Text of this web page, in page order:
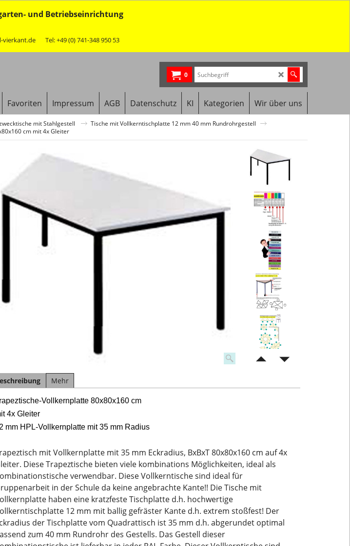
und Betriebseinrichtung
vierkant.de Tel: +49 (0) 741-348 950 53
0
Favoriten Impressum AGB Datenschutz KI Kategorien Wir über uns
mit Stahlgestell
Tische mit Vollkerntischplatte 12 mm 40 mm Rundrohrgestell
cm mit 4x Gleiter
Mehr
Vollkernplatte 80x80x160 cm
4x Gleiter
mm HPL-Vollkernplatte mit 35 mm Radius
mit Vollkernplatte mit 35 mm Eckradius, BxBxT 80x80x160 cm auf 4x
Diese Trapeztische bieten viele kombinations Möglichkeiten, ideal als
verwendbar. Diese Vollkerntische sind ideal für
in der Schule da keine angebrachte Kante!! Die Tische mit
haben eine kratzfeste Tischplatte d.h. hochwertige
12 mm mit ballig gefräster Kante d.h. extrem stoßfest! Der
der Tischplatte vom Quadrattisch ist 35 mm d.h. abgerundet optimal
zum 40 mm Rundrohr des Gestells. Das Gestell dieser